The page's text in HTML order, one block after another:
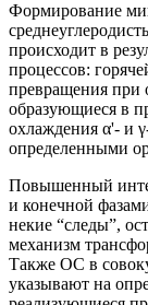
Формирование
происходит в
процессов:
превращения при
образующиеся в
охлаждения α'- и
определенными
Повышенный
и конечной
некие “следы”,
механизм
Также ОС в
указывают на